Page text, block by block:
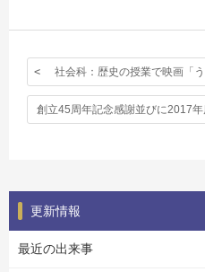
社会科：歴史の授業で映画「
更新情報
最近の出来事